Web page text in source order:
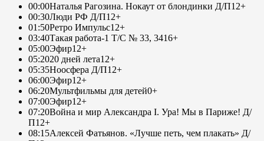
00:00Наталья Рагозина. Нокаут от блондинки Д/П12+
00:30Люди РФ Д/П12+
01:50Ретро Импульс12+
03:40Такая работа-1 Т/С № 33, 3416+
05:00Эфир12+
05:2020 дней лета12+
05:35Ноосфера Д/П12+
06:00Эфир12+
06:20Мультфильмы для детей0+
07:00Эфир12+
07:20Война и мир Александра I. Ура! Мы в Париже! Д/
П12+
08:15Алексей Фатьянов. «Лучше петь, чем плакать» Д/